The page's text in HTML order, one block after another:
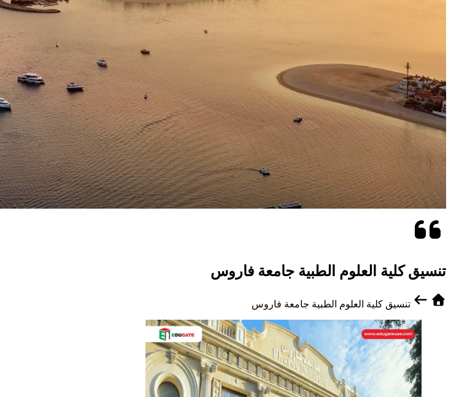
تنسيق كلية العلوم الطبية جامعة فاروس
تنسيق كلية العلوم الطبية جامعة فاروس